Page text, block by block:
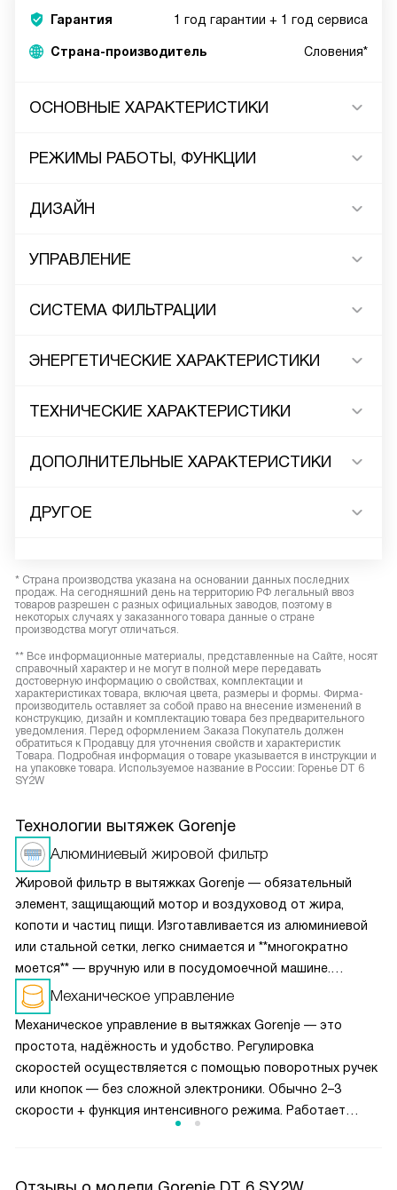
Гарантия 1 год гарантии + 1 год сервиса
Страна-производитель Словения*
ОСНОВНЫЕ ХАРАКТЕРИСТИКИ
РЕЖИМЫ РАБОТЫ, ФУНКЦИИ
ДИЗАЙН
УПРАВЛЕНИЕ
СИСТЕМА ФИЛЬТРАЦИИ
ЭНЕРГЕТИЧЕСКИЕ ХАРАКТЕРИСТИКИ
ТЕХНИЧЕСКИЕ ХАРАКТЕРИСТИКИ
ДОПОЛНИТЕЛЬНЫЕ ХАРАКТЕРИСТИКИ
ДРУГОЕ
* Страна производства указана на основании данных последних
продаж. На сегодняшний день на территорию РФ легальный ввоз
товаров разрешен с разных официальных заводов, поэтому в
некоторых случаях у заказанного товара данные о стране
производства могут отличаться.
** Все информационные материалы, представленные на Сайте, носят
справочный характер и не могут в полной мере передавать
достоверную информацию о свойствах, комплектации и
характеристиках товара, включая цвета, размеры и формы. Фирма-
производитель оставляет за собой право на внесение изменений в
конструкцию, дизайн и комплектацию товара без предварительного
уведомления. Перед оформлением Заказа Покупатель должен
обратиться к Продавцу для уточнения свойств и характеристик
Товара. Подробная информация о товаре указывается в инструкции и
на упаковке товара. Используемое название в России: Горенье DT 6
SY2W
Технологии вытяжек Gorenje
Алюминиевый жировой фильтр
Жировой фильтр в вытяжках Gorenje — обязательный
элемент, защищающий мотор и воздуховод от жира,
копоти и частиц пищи. Изготавливается из алюминиевой
или стальной сетки, легко снимается и **многократно
моется** — вручную или в посудомоечной машине.
Рекомендуется чистить каждые 1–2 месяца для
сохранения мощности всасывания. Некоторые модели
оснащены индикатором загрязнения на дисплее. Фильтр
не требует замены — служит весь срок эксплуатации
вытяжки. Подходит для всех типов плит.
Механическое управление
Механическое управление в вытяжках Gorenje — это
простота, надёжность и удобство. Регулировка
скоростей осуществляется с помощью поворотных ручек
или кнопок — без сложной электроники. Обычно 2–3
скорости + функция интенсивного режима. Работает